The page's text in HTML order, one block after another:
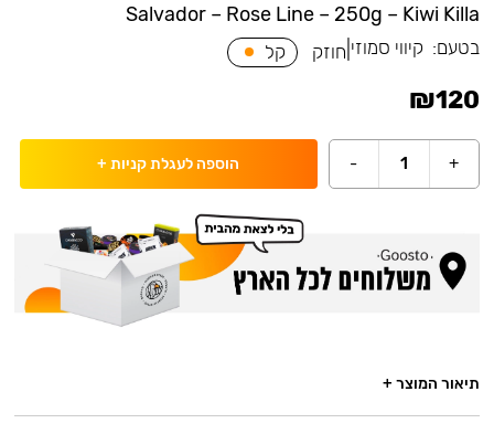
Salvador – Rose Line – 250g – Kiwi Killa
בטעם: קיווי סמוזי חוזק קל
₪120
+
1
- הוספה לעגלת קניות +
תיאור המוצר +